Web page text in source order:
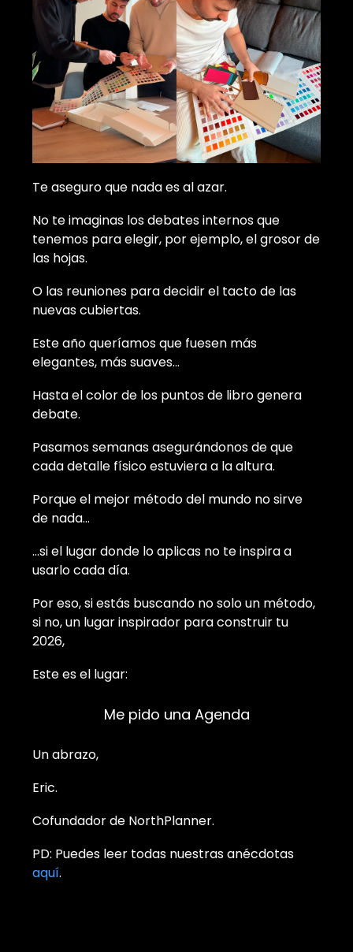
Te aseguro que nada es al azar.
No te imaginas los debates internos que
tenemos para elegir, por ejemplo, el grosor de
las hojas.
O las reuniones para decidir el tacto de las
nuevas cubiertas.
Este año queríamos que fuesen más
elegantes, más suaves…
Hasta el color de los puntos de libro genera
debate.
Pasamos semanas asegurándonos de que
cada detalle físico estuviera a la altura.
Porque el mejor método del mundo no sirve
de nada…
…si el lugar donde lo aplicas no te inspira a
usarlo cada día.
Por eso, si estás buscando no solo un método,
si no, un lugar inspirador para construir tu
2026,
Este es el lugar:
Me pido una Agenda
Un abrazo,
Eric.
Cofundador de NorthPlanner.
PD: Puedes leer todas nuestras anécdotas
aquí.